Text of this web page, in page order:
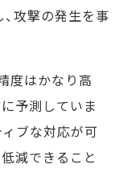
攻撃の発生を事
度はかなり高
予測していま
ブな対応が可
減できること